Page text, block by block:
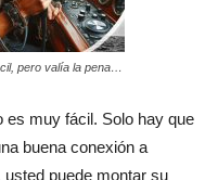
pero valía la pena…
es muy fácil. Solo hay que
buena conexión a
usted puede montar su